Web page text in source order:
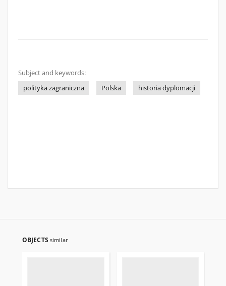
Subject and keywords:
polityka zagraniczna
Polska historia dyplomacji
OBJECTS similar